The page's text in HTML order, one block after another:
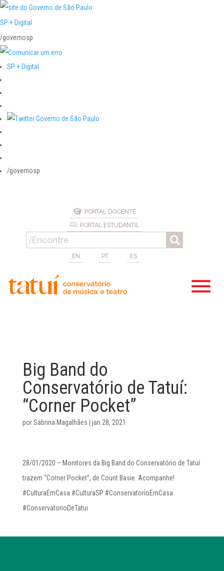
SP + Digital
/governosp
SP + Digital
/governosp
PORTAL DOCENTE
PORTAL ESTUDANTIL
EN PT ES
Big Band do
Conservatório de Tatuí:
“Corner Pocket”
porSabrina Magalhães jan 28, 2021
28/01/2020 – Monitores da Big Band do Conservatório de Tatuí
trazem “Corner Pocket”, de Count Basie. Acompanhe!
#CulturaEmCasa #CulturaSP #ConservatorioEmCasa
#ConservatorioDeTatui